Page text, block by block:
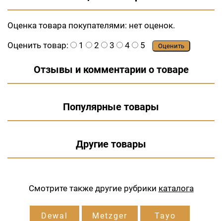
Оценка товара покупателями: нет оценок.
Оценить товар:
1 2 3 4 5 Оценить
Отзывы и комментарии о товаре
Популярные товары
Другие товары
Смотрите также другие рубрики каталога
Dewal Metzger Tayo